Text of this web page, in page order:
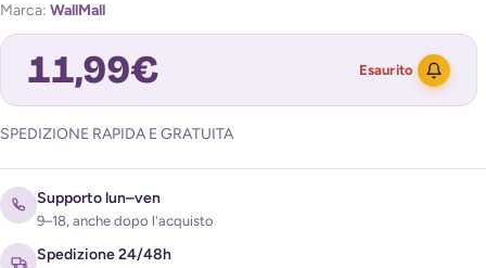
Marca: WallMall
11,99€ Esaurito
SPEDIZIONE RAPIDA E GRATUITA
Supporto lun–ven
9–18, anche dopo l'acquisto
Spedizione 24/48h